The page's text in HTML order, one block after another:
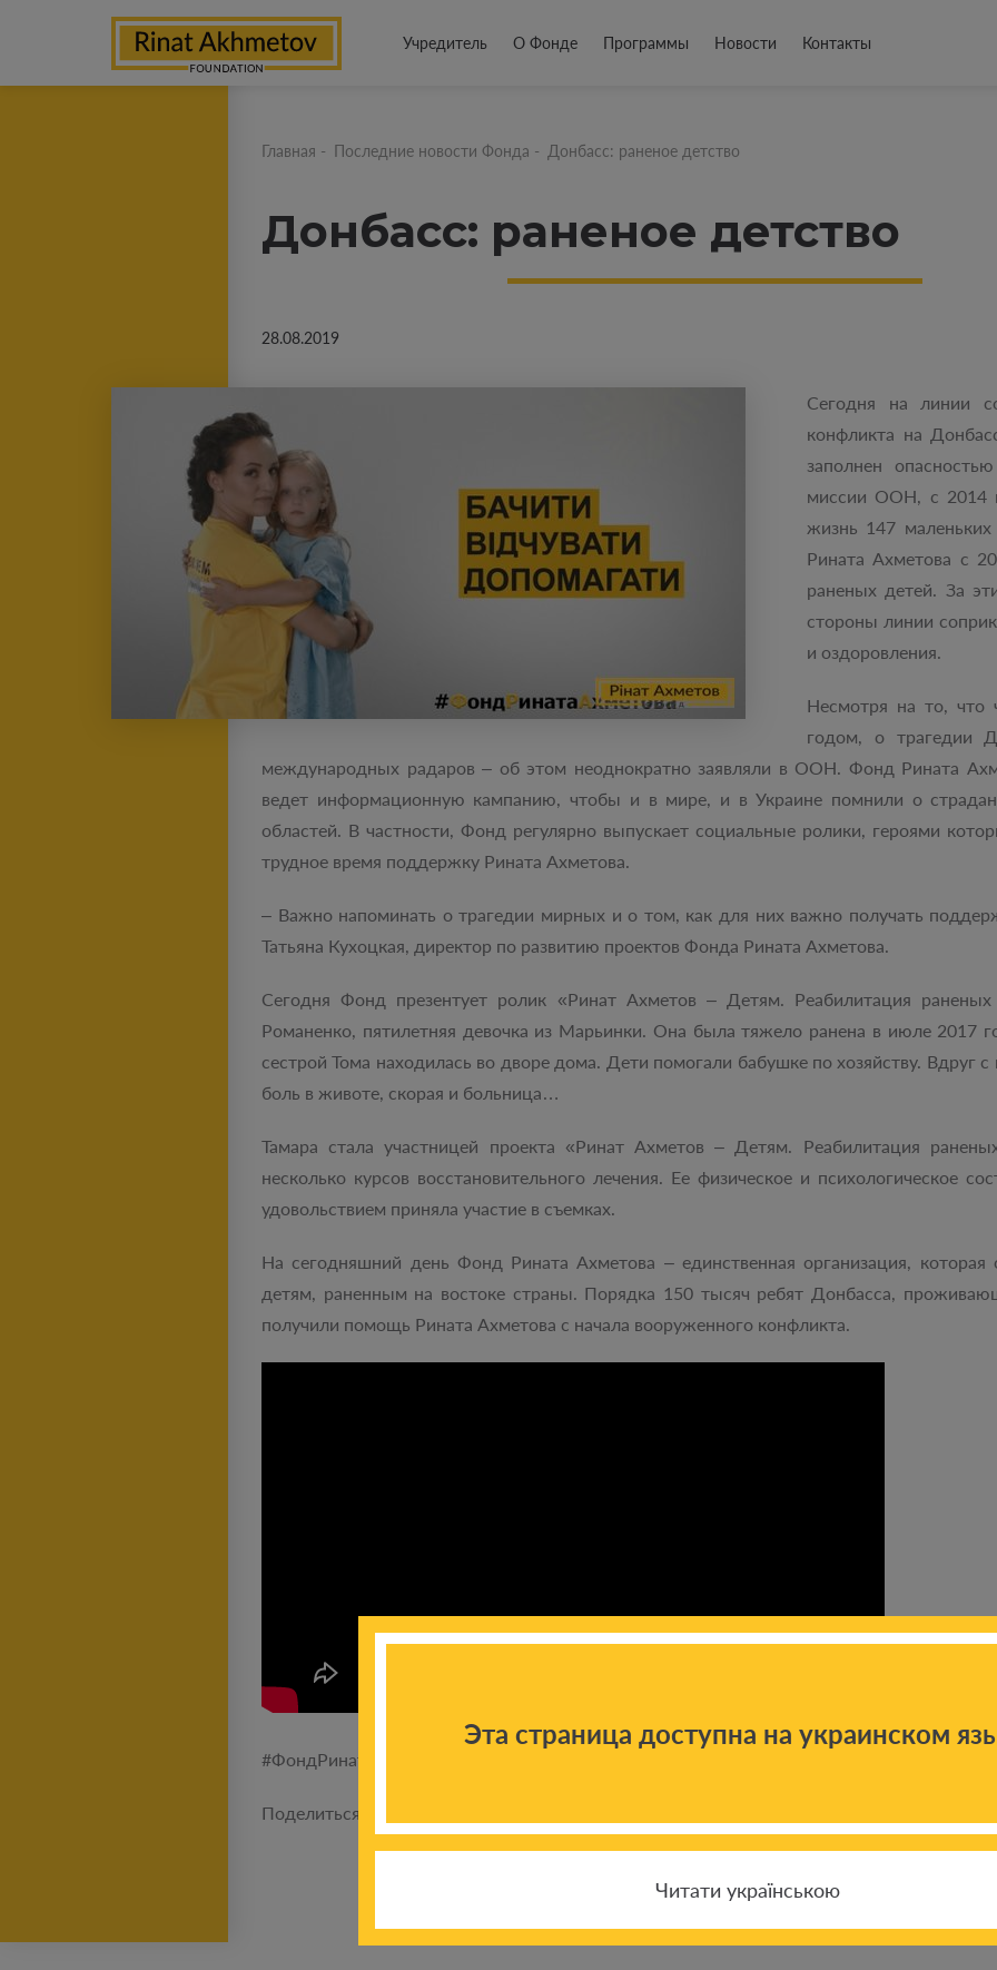
Учредитель О Фонде Программы Новости Контакты
Главная - Последние новости Фонда - Донбасс: раненое детство
Донбасс: раненое детство
28.08.2019
Сегодня на линии
конфликта на
заполнен
миссии ООН, с 2014
жизнь 147
Рината Ахметова с
раненых детей. За
стороны линии
и оздоровления.
Несмотря на то, что
годом, о трагедии
международных радаров – об этом неоднократно заявляли в ООН. Фонд Рината
ведет информационную кампанию, чтобы и в мире, и в Украине помнили о
областей. В частности, Фонд регулярно выпускает социальные ролики, героями
трудное время поддержку Рината Ахметова.
– Важно напоминать о трагедии мирных и о том, как для них важно получать
Татьяна Кухоцкая, директор по развитию проектов Фонда Рината Ахметова.
Сегодня Фонд презентует ролик «Ринат Ахметов – Детям. Реабилитация раненых
Романенко, пятилетняя девочка из Марьинки. Она была тяжело ранена в июле 2017
сестрой Тома находилась во дворе дома. Дети помогали бабушке по хозяйству. Вдруг
боль в животе, скорая и больница…
Тамара стала участницей проекта «Ринат Ахметов – Детям. Реабилитация
несколько курсов восстановительного лечения. Ее физическое и психологическое
удовольствием приняла участие в съемках.
На сегодняшний день Фонд Рината Ахметова – единственная организация,
детям, раненным на востоке страны. Порядка 150 тысяч ребят Донбасса,
получили помощь Рината Ахметова с начала вооруженного конфликта.
#ФондРинатаАхметова #ФондРінатаАхметова
Поделиться новостью:
Эта страница доступна на украинском
Читати українською